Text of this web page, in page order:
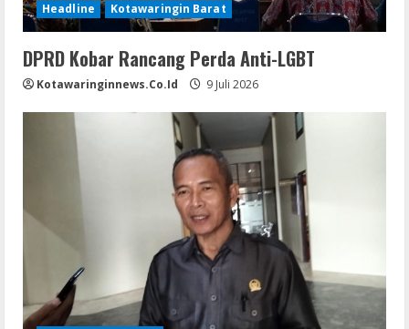
Headline Kotawaringin Barat
DPRD Kobar Rancang Perda Anti-LGBT
Kotawaringinnews.co.id 9 Juli 2026